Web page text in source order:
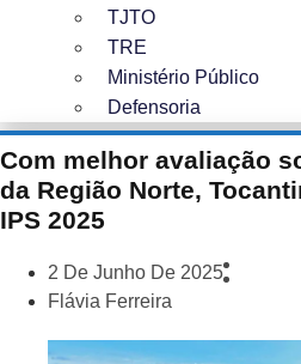
TJTO
TRE
Ministério Público
Defensoria
Com melhor avaliação
da Região Norte,
IPS 2025
2 De Junho De 2025
Flávia Ferreira